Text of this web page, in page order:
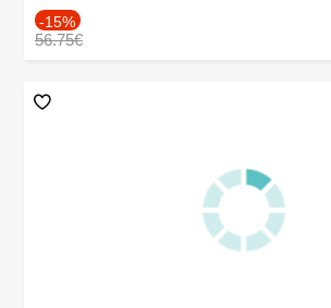
-15%
56.75€